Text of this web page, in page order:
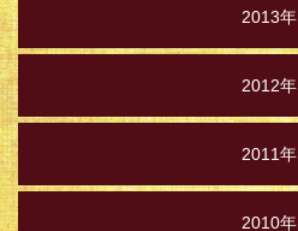
2013年
2012年
2011年
2010年